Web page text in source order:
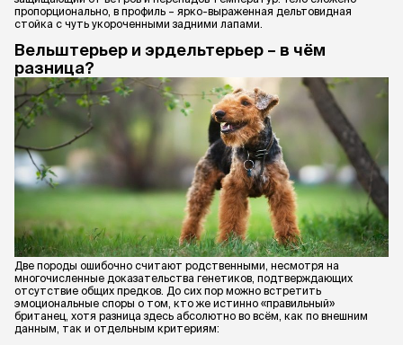
пропорционально, в профиль – ярко-выраженная дельтовидная
стойка с чуть укороченными задними лапами.
Вельштерьер и эрдельтерьер – в чём
разница?
Две породы ошибочно считают родственными, несмотря на
многочисленные доказательства генетиков, подтверждающих
отсутствие общих предков. До сих пор можно встретить
эмоциональные споры о том, кто же истинно «правильный»
британец, хотя разница здесь абсолютно во всём, как по внешним
данным, так и отдельным критериям: